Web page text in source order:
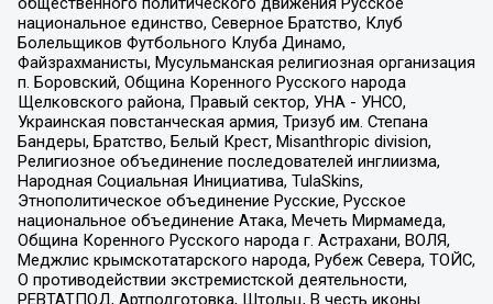
национальное единство, Северное Братство, Клуб
Болельщиков Футбольного Клуба Динамо,
Файзрахманисты, Мусульманская религиозная организация
п. Боровский, Община Коренного Русского народа
Щелковского района, Правый сектор, УНА - УНСО,
Украинская повстанческая армия, Тризуб им. Степана
Бандеры, Братство, Белый Крест, Misanthropic division,
Религиозное объединение последователей инглиизма,
Народная Социальная Инициатива, TulaSkins,
Этнополитическое объединение Русские, Русское
национальное объединение Атака, Мечеть Мирмамеда,
Община Коренного Русского народа г. Астрахани, ВОЛЯ,
Меджлис крымскотатарского народа, Рубеж Севера, ТОЙС,
О противодействии экстремистской деятельности,
РЕВТАТПОД, Артподготовка, Штольц, В честь иконы